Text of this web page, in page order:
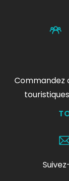
Commandez